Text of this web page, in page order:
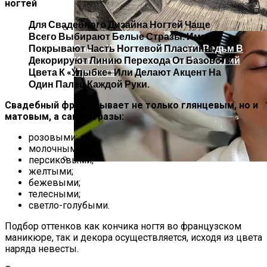
Лунный Календарь Окрашивания
Волос На Октябрь 2025 Года
Самая Известная Охота На Ведьм В
Истории: Как Проходил Салемский
Процесс
ногтей
Для Свадебного Дизайна Ногтей Чаще
Всего Выбирают Белые Стразы. Ими
Покрывают Часть Ногтевой Пластины,
Декорируют Линию Перехода От Базового
Цвета К «улыбке» Или Делают Акцент На
Один Палец Каждой Руки.
Свадебный френч бывает не только глянцевым, но и
матовым, а сами стразы:
розовыми;
молочными;
персиковыми;
желтыми;
бежевыми;
телесными;
светло-голубыми.
Подбор оттенков как кончика ногтя во французском
маникюре, так и декора осуществляется, исходя из цвета
наряда невесты.